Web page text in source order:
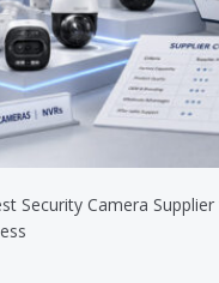
Security Camera